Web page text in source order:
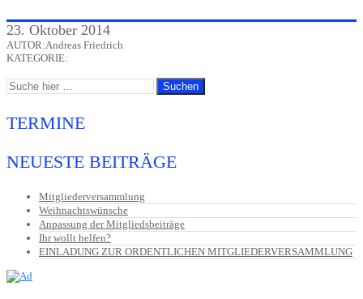
23. Oktober 2014
AUTOR:Andreas Friedrich
KATEGORIE:
TERMINE
NEUESTE BEITRÄGE
Mitgliederversammlung
Weihnachtswünsche
Anpassung der Mitgliedsbeiträge
Ihr wollt helfen?
EINLADUNG ZUR ORDENTLICHEN MITGLIEDERVERSAMMLUNG